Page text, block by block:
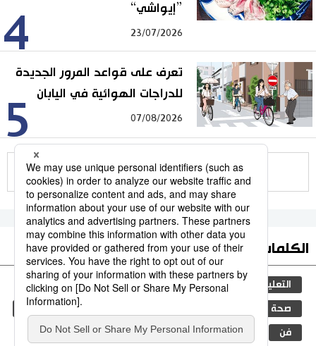
4
”إيواشي“
23/07/2026
5
تعرف على قواعد المرور الجديدة
للدراجات الهوائية في اليابان
07/08/2026
للمزيد
الكلمات الأكثر بحثا
التعليم الياباني مجتمع ثقافة اللغة اليابانية
صحة وطب العمل اليابان
فن